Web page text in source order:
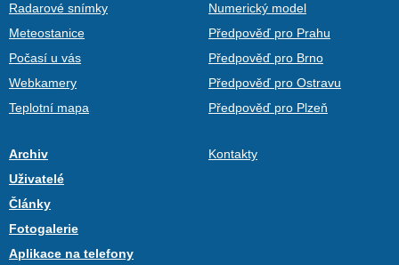
Radarové snímky
Meteostanice
Počasí u vás
Webkamery
Teplotní mapa
Numerický model
Předpověď pro Prahu
Předpověď pro Brno
Předpověď pro Ostravu
Předpověď pro Plzeň
Archiv
Uživatelé
Články
Fotogalerie
Aplikace na telefony
Kontakty